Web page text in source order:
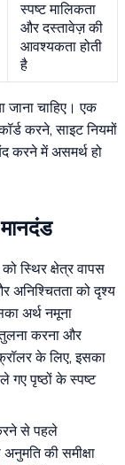
स्पष्ट मालिकता
और दस्तावेज़ की
आवश्यकता होती
है
जाना चाहिए। एक
करने, साइट नियमों
करने में असमर्थ हो
स्थिर क्षेत्र वापस
अनिश्चितता को दृश्य
अर्थ नमूना
तुलना करना और
के लिए, इसका
गए पृष्ठों के स्पष्ट
से पहले
की समीक्षा